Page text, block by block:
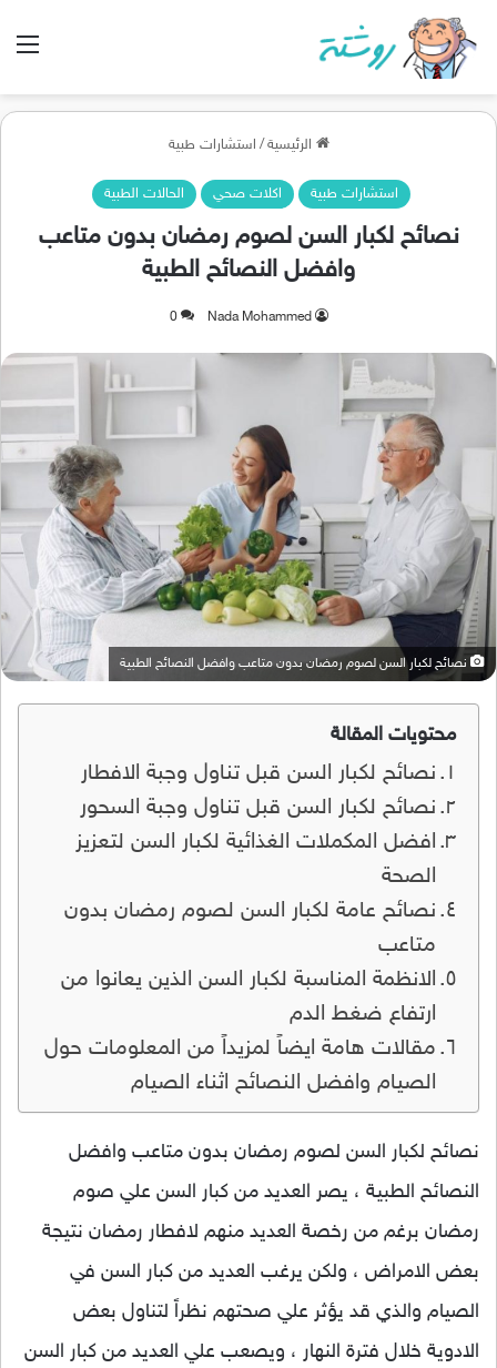
الرئيسية / استشارات طبية
استشارات طبية اكلات صحي الحالات الطبية
نصائح لكبار السن لصوم رمضان بدون متاعب
وافضل النصائح الطبية
Nada Mohammed
0
نصائح لكبار السن لصوم رمضان بدون متاعب وافضل النصائح الطبية
محتويات المقالة
نصائح لكبار السن قبل تناول وجبة الافطار
نصائح لكبار السن قبل تناول وجبة السحور
افضل المكملات الغذائية لكبار السن لتعزيز
الصحة
نصائح عامة لكبار السن لصوم رمضان بدون
متاعب
الانظمة المناسبة لكبار السن الذين يعانوا من
ارتفاع ضغط الدم
مقالات هامة ايضاً لمزيداً من المعلومات حول
الصيام وافضل النصائح اثناء الصيام
نصائح لكبار السن لصوم رمضان بدون متاعب وافضل
النصائح الطبية ، يصر العديد من كبار السن علي صوم
رمضان برغم من رخصة العديد منهم لافطار رمضان نتيجة
بعض الامراض ، ولكن يرغب العديد من كبار السن في
الصيام والذي قد يؤثر علي صحتهم نظراً لتناول بعض
الادوية خلال فترة النهار ، ويصعب علي العديد من كبار السن